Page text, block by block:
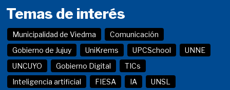
Temas de interés
Municipalidad de Viedma
Comunicación
Gobierno de Jujuy
UniKrems UPCSchool
UNNE
UNCUYO
Gobierno Digital
TICs
Inteligencia artificial
FIESA IA
UNSL